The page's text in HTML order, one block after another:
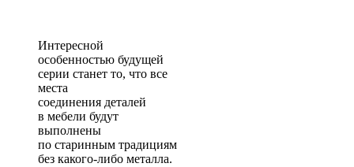
Интересной
особенностью будущей
серии станет то, что все
места
соединения деталей
в мебели будут
выполнены
по старинным традициям
без какого-либо металла.